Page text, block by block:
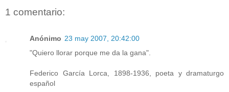
1 comentario:
Anónimo 23 may 2007, 20:42:00
"Quiero llorar porque me da la gana".
Federico García Lorca, 1898-1936, poeta y dramaturgo
español